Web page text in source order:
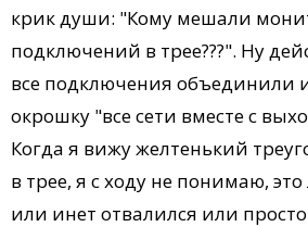
крик души: "Кому мешали
подключений в трее???". Ну
все подключения объединили
окрошку "все сети вместе с
Когда я вижу желтенький
в трее, я с ходу не понимаю,
или инет отвалился или просто